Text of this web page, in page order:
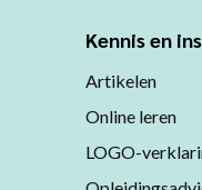
Kennis en
Artikelen
Online leren
LOGO-